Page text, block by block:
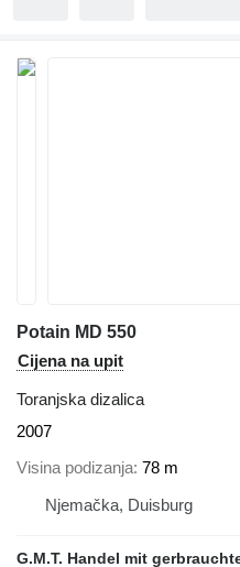
Potain MD 550
Cijena na upit
Toranjska dizalica
2007
Visina podizanja 78 m
Njemačka, Duisburg